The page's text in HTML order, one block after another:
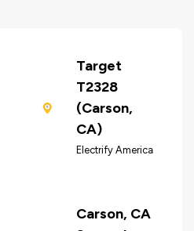
Target
T2328
(Carson,
CA)
Electrify America
Carson, CA